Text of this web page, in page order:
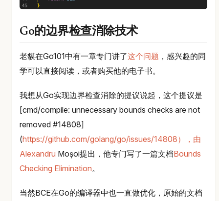
Go的边界检查消除技术
老貘在Go101中有一章专门讲了这个问题 ，感兴趣的同
学可以直接阅读，或者购买他的电子书。
我想从Go实现边界检查消除的提议说起，这个提议是
[cmd/compile: unnecessary bounds checks are not
removed #14808]
(https://github.com/golang/go/issues/14808），由
Alexandru Moșoi提出，他专门写了一篇文档Bounds
Checking Elimination。
当然BCE在Go的编译器中也一直做优化，原始的文档